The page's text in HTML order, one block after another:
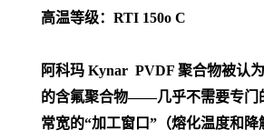
高温等级：RTI 150o C
阿科玛 Kynar PVDF 聚合物被认
的含氟聚合物——几乎不需要专门
常宽的“加工窗口”（熔化温度和